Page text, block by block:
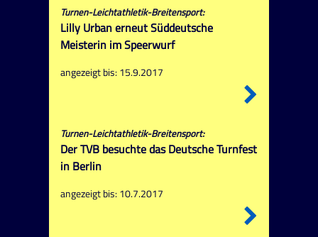
Turnen-Leichtathletik-Breitensport:
Lilly Urban erneut Süddeutsche
Meisterin im Speerwurf
angezeigt bis: 15.9.2017
Turnen-Leichtathletik-Breitensport:
Der TVB besuchte das Deutsche Turnfest
in Berlin
angezeigt bis: 10.7.2017